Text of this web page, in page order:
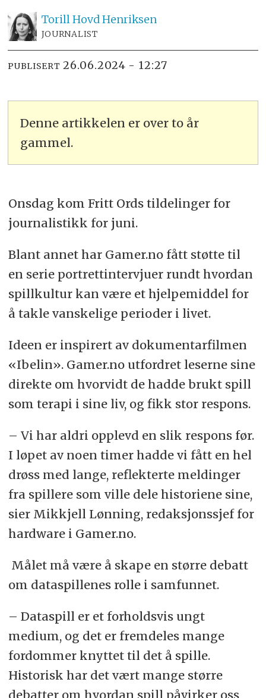
Torill HovdHenriksen
JOURNALIST
PUBLISERT 26.06.2024 - 12:27
Denne artikkelen er over to år
gammel.
Onsdag kom Fritt Ords tildelinger for
journalistikk for juni.
Blant annet har Gamer.no fått støtte til
en serie portrettintervjuer rundt hvordan
spillkultur kan være et hjelpemiddel for
å takle vanskelige perioder i livet.
Ideen er inspirert av dokumentarfilmen
«Ibelin». Gamer.no utfordret leserne sine
direkte om hvorvidt de hadde brukt spill
som terapi i sine liv, og fikk stor respons.
– Vi har aldri opplevd en slik respons før.
I løpet av noen timer hadde vi fått en hel
drøss med lange, reflekterte meldinger
fra spillere som ville dele historiene sine,
sier Mikkjell Lønning, redaksjonssjef for
hardware i Gamer.no.
Målet må være å skape en større debatt
om dataspillenes rolle i samfunnet.
– Dataspill er et forholdsvis ungt
medium, og det er fremdeles mange
fordommer knyttet til det å spille.
Historisk har det vært mange større
debatter om hvordan spill påvirker oss